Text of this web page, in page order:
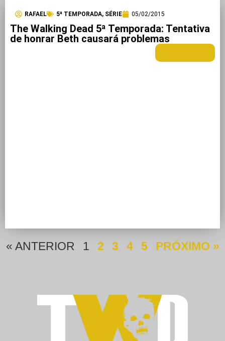
RAFAEL 5ª TEMPORADA, SÉRIE 05/02/2015
The Walking Dead 5ª Temporada: Tentativa
de honrar Beth causará problemas
« ANTERIOR 1 2 3 4 5 PRÓXIMO »